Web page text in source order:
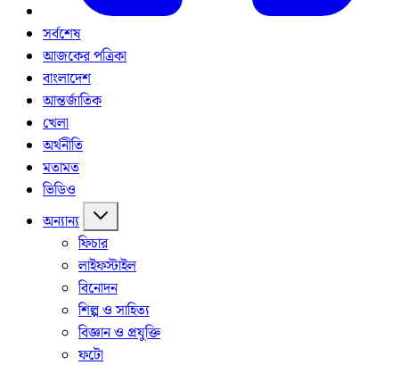
সর্বশেষ
আজকের পত্রিকা
বাংলাদেশ
আন্তর্জাতিক
খেলা
অর্থনীতি
মতামত
ভিডিও
অন্যান্য
ফিচার
লাইফস্টাইল
বিনোদন
শিল্প ও সাহিত্য
বিজ্ঞান ও প্রযুক্তি
ফটো